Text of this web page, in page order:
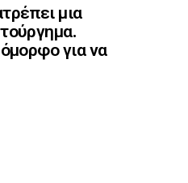
μια
για να